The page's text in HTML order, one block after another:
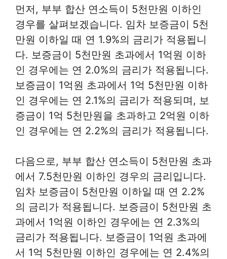
먼저, 부부 합산 연소득이 5천만원 이하인
경우를 살펴보겠습니다. 임차 보증금이 5천
만원 이하일 때 연 1.9%의 금리가 적용됩니
다. 보증금이 5천만원 초과에서 1억원 이하
인 경우에는 연 2.0%의 금리가 적용됩니다.
보증금이 1억원 초과에서 1억 5천만원 이하
인 경우에는 연 2.1%의 금리가 적용되며, 보
증금이 1억 5천만원을 초과하고 2억원 이하
인 경우에는 연 2.2%의 금리가 적용됩니다.
다음으로, 부부 합산 연소득이 5천만원 초과
에서 7.5천만원 이하인 경우의 금리입니다.
임차 보증금이 5천만원 이하일 때 연 2.2%
의 금리가 적용됩니다. 보증금이 5천만원 초
과에서 1억원 이하인 경우에는 연 2.3%의
금리가 적용됩니다. 보증금이 1억원 초과에
서 1억 5천만원 이하인 경우에는 연 2.4%의